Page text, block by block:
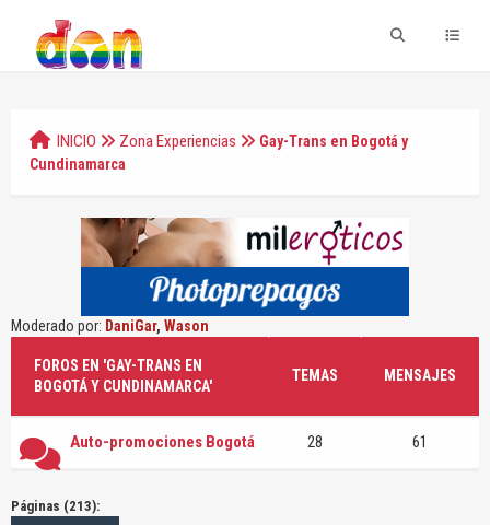
INICIO Zona Experiencias
Gay-Trans en Bogotá y
Cundinamarca
Moderado por: DaniGar, Wason
FOROS EN 'GAY-TRANS EN
BOGOTÁ Y CUNDINAMARCA'
TEMAS MENSAJES
Auto-promociones Bogotá 28 61
Páginas (213):